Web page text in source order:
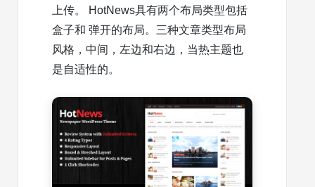
上传。 HotNews具有两个布局类型包括
盒子和 弹开的布局。三种文章类型布局
风格，中间，左边和右边，当热主题也
是自适性的。